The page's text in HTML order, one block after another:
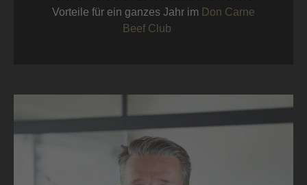
Vorteile für ein ganzes Jahr im Don Carne
Beef Club